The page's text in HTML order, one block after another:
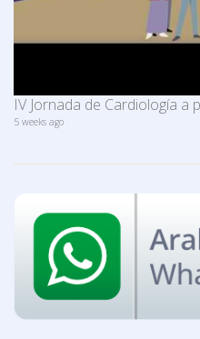
IV Jornada de Cardiología a
5 weeks ago